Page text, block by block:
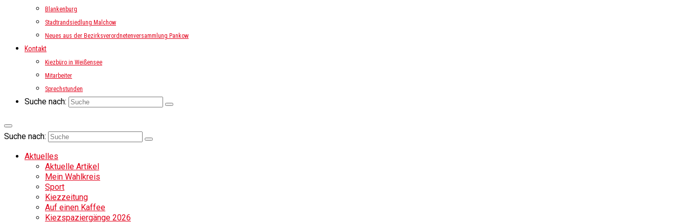
Blankenburg
Stadtrandsiedlung Malchow
Neues aus der Bezirksverordnetenversammlung Pankow
Kontakt
Kiezbüro in Weißensee
Mitarbeiter
Sprechstunden
Suche nach:
Suche nach:
Aktuelles
Aktuelle Artikel
Mein Wahlkreis
Sport
Kiezzeitung
Auf einen Kaffee
Kiezspaziergänge 2026